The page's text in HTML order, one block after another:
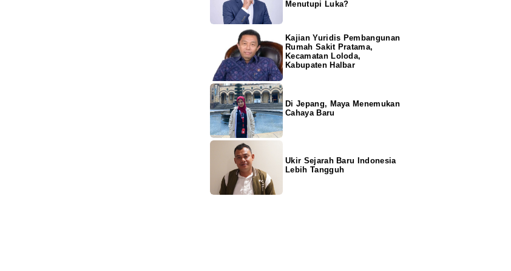
Menutupi Luka?
Kajian Yuridis Pembangunan
Rumah Sakit Pratama,
Kecamatan Loloda,
Kabupaten Halbar
Di Jepang, Maya Menemukan
Cahaya Baru
Ukir Sejarah Baru Indonesia
Lebih Tangguh